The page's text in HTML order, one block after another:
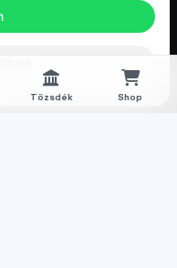
Tőzsdék Shop